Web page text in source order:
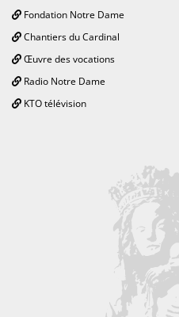
Fondation Notre Dame
Chantiers du Cardinal
Œuvre des vocations
Radio Notre Dame
KTO télévision